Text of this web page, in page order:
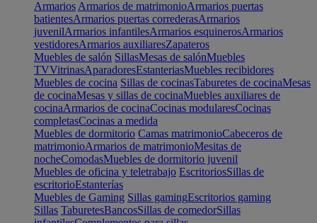
Armarios Armarios de matrimonioArmarios puertas
batientesArmarios puertas correderasArmarios
juvenilArmarios infantilesArmarios esquinerosArmarios
vestidoresArmarios auxiliaresZapateros
Muebles de salón SillasMesas de salónMuebles
TVVitrinasAparadoresEstanteriasMuebles recibidores
Muebles de cocina Sillas de cocinasTaburetes de cocinaMesas
de cocinaMesas y sillas de cocinaMuebles auxiliares de
cocinaArmarios de cocinaCocinas modularesCocinas
completasCocinas a medida
Muebles de dormitorio Camas matrimonioCabeceros de
matrimonioArmarios de matrimonioMesitas de
nocheComodasMuebles de dormitorio juvenil
Muebles de oficina y teletrabajo EscritoriosSillas de
escritorioEstanterías
Muebles de Gaming Sillas gamingEscritorios gaming
Sillas TaburetesBancosSillas de comedorSillas